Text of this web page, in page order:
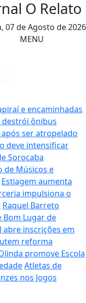
O Relato
07 de Agosto de 2026
MENU
e encaminhadas
ônibus
ser atropelado
deve intensificar
Sorocaba
de Músicos e
Estiagem aumenta
impulsiona o
Raquel Barreto
Bom Lugar de
abre inscrições em
reforma
promove Escola
Atletas de
nos Jogos